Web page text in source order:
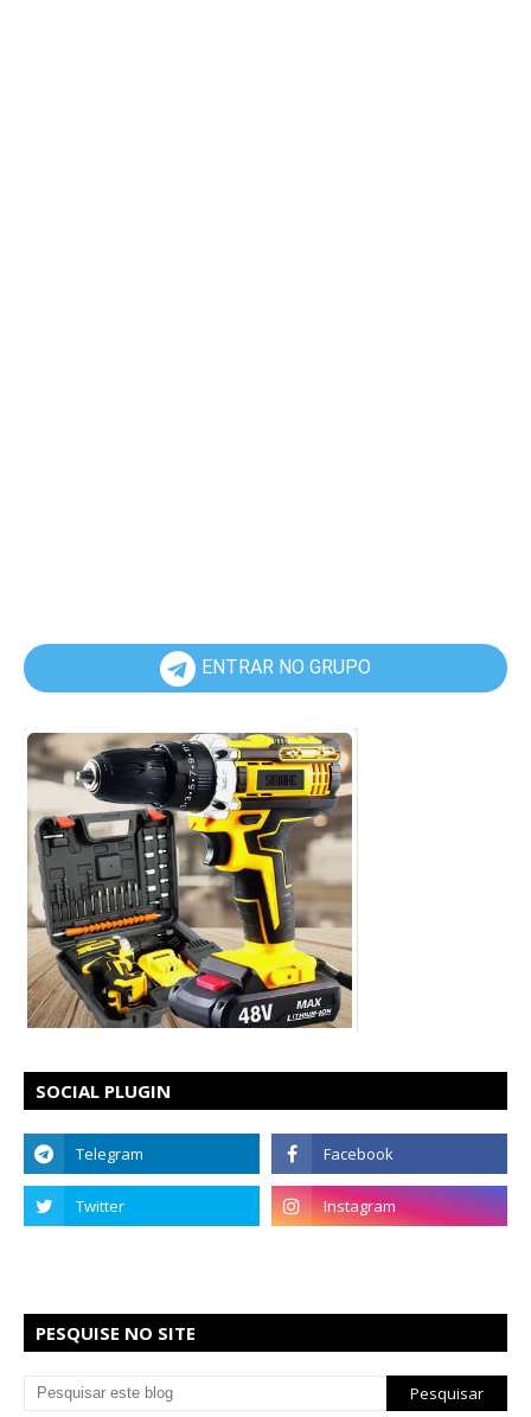
ENTRAR NO GRUPO
SOCIAL PLUGIN
PESQUISE NO SITE